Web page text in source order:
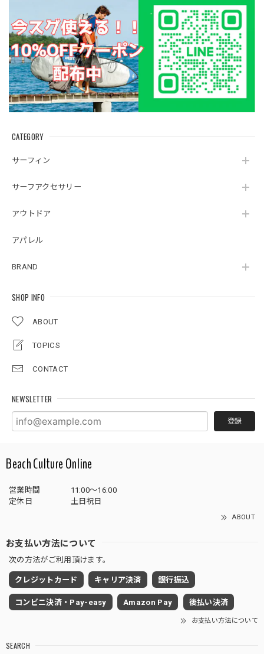
CATEGORY
サーフィン
サーフアクセサリー
アウトドア
アパレル
BRAND
SHOP INFO
ABOUT
TOPICS
CONTACT
NEWSLETTER
登録
Beach Culture Online
営業時間
11:00～16:00
定休日
土日祝日
ABOUT
お支払い方法について
次の方法がご利用頂けます。
クレジットカード キャリア決済 銀行振込
コンビニ決済・Pay-easy Amazon Pay 後払い決済
お支払い方法について
SEARCH